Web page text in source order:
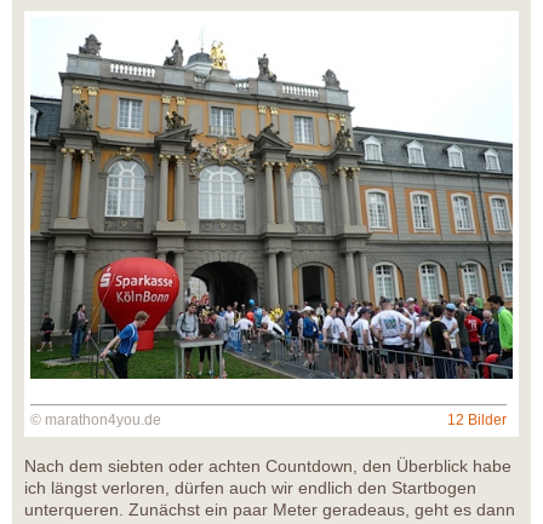
© marathon4you.de 12 Bilder
Nach dem siebten oder achten Countdown, den Überblick habe
ich längst verloren, dürfen auch wir endlich den Startbogen
unterqueren. Zunächst ein paar Meter geradeaus, geht es dann